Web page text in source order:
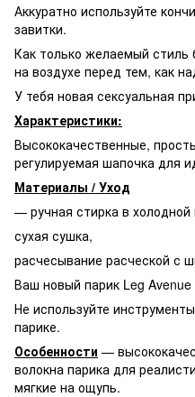
Аккуратно используйте
завитки.
Как только желаемый стиль
на воздухе перед тем, как
У тебя новая сексуальная
Характеристики:
Высококачественные,
регулируемая шапочка для
Материалы / Уход
— ручная стирка в холодной
сухая сушка,
расчесывание расческой с
Ваш новый парик Leg
Не используйте
парике.
Особенности —
волокна парика для
мягкие на ощупь.